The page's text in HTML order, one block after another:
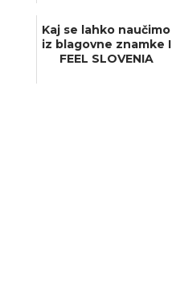
Kaj se lahko naučimo
iz blagovne znamke I
FEEL SLOVENIA